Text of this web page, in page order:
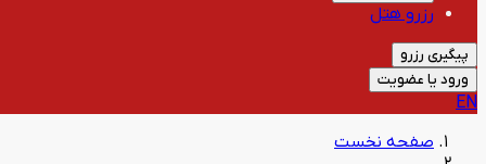
رزرو هتل
پیگیری رزرو
ورود یا عضویت
EN
صفحه نخست